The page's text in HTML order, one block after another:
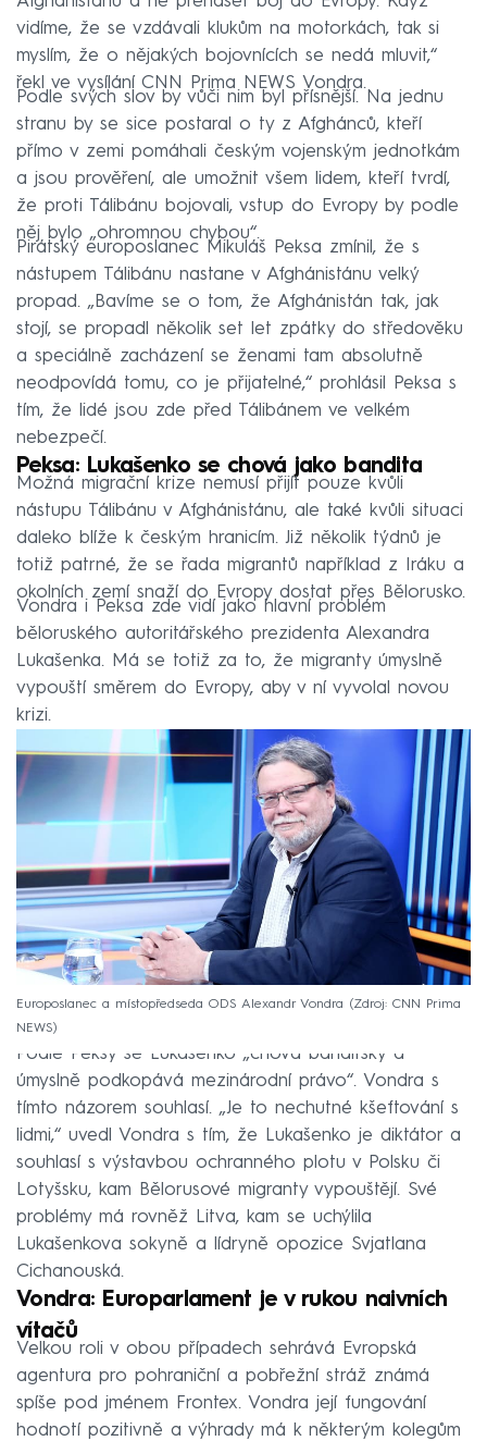
vidíme, že se vzdávali klukům na motorkách, tak si
myslím, že o nějakých bojovnících se nedá mluvit,“
řekl ve vysílání CNN Prima NEWS Vondra.
Podle svých slov by vůči nim byl přísnější. Na jednu
stranu by se sice postaral o ty z Afghánců, kteří
přímo v zemi pomáhali českým vojenským jednotkám
a jsou prověření, ale umožnit všem lidem, kteří tvrdí,
že proti Tálibánu bojovali, vstup do Evropy by podle
něj bylo „ohromnou chybou“.
Pirátský europoslanec Mikuláš Peksa zmínil, že s
nástupem Tálibánu nastane v Afghánistánu velký
propad. „Bavíme se o tom, že Afghánistán tak, jak
stojí, se propadl několik set let zpátky do středověku
a speciálně zacházení se ženami tam absolutně
neodpovídá tomu, co je přijatelné,“ prohlásil Peksa s
tím, že lidé jsou zde před Tálibánem ve velkém
nebezpečí.
Peksa: Lukašenko se chová jako bandita
Možná migrační krize nemusí přijít pouze kvůli
nástupu Tálibánu v Afghánistánu, ale také kvůli situaci
daleko blíže k českým hranicím. Již několik týdnů je
totiž patrné, že se řada migrantů například z Iráku a
okolních zemí snaží do Evropy dostat přes Bělorusko.
Vondra i Peksa zde vidí jako hlavní problém
běloruského autoritářského prezidenta Alexandra
Lukašenka. Má se totiž za to, že migranty úmyslně
vypouští směrem do Evropy, aby v ní vyvolal novou
krizi.
Europoslanec a místopředseda ODS Alexandr Vondra
Zdroj: CNN Prima
NEWS
Podle Peksy se Lukašenko „chová banditsky a
úmyslně podkopává mezinárodní právo“. Vondra s
tímto názorem souhlasí. „Je to nechutné kšeftování s
lidmi,“ uvedl Vondra s tím, že Lukašenko je diktátor a
souhlasí s výstavbou ochranného plotu v Polsku či
Lotyšsku, kam Bělorusové migranty vypouštějí. Své
problémy má rovněž Litva, kam se uchýlila
Lukašenkova sokyně a lídryně opozice Svjatlana
Cichanouská.
Vondra: Europarlament je v rukou naivních
vítačů
Velkou roli v obou případech sehrává Evropská
agentura pro pohraniční a pobřežní stráž známá
spíše pod jménem Frontex. Vondra její fungování
hodnotí pozitivně a výhrady má k některým kolegům